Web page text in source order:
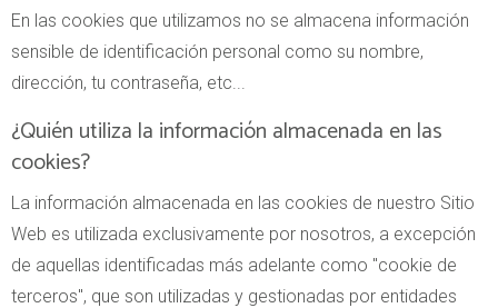
En las cookies que utilizamos no se almacena información
sensible de identificación personal como su nombre,
dirección, tu contraseña, etc...
¿Quién utiliza la información almacenada en las
cookies?
La información almacenada en las cookies de nuestro Sitio
Web es utilizada exclusivamente por nosotros, a excepción
de aquellas identificadas más adelante como "cookie de
terceros", que son utilizadas y gestionadas por entidades